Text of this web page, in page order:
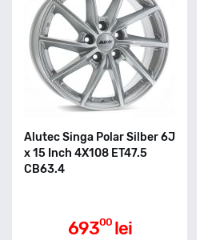
Alutec Singa Polar Silber 6J
x 15 Inch 4X108 ET47.5
CB63.4
69300 lei